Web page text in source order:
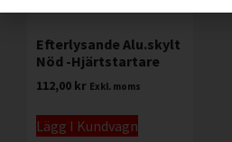
Efterlysande Alu.skylt
Nöd -Hjärtstartare
112,00 kr Exkl. moms
Lägg I Kundvagn